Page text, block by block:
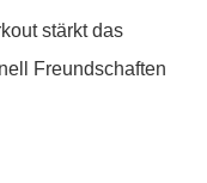
stärkt das
Freundschaften